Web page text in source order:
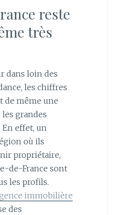
reste
très
dans loin des
les chiffres
de même une
grandes
effet, un
où ils
propriétaire,
de-France sont
les profils.
immobilière
des